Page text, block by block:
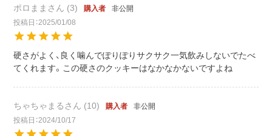
ポロまま 3 購入者
非公開
投稿日 2025/01/08
硬さがよく、良く噛んでぽりぽりサクサク一気飲みしないでたべ
てくれます。この硬さのクッキーはなかなかないですよね
ちゃちゃまる 10 購入者
非公開
投稿日 2024/10/17